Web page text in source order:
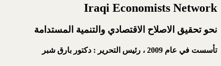
Iraqi Economists Network
نحو تحقيق الاصلاح الاقتصادي والتنمية المستدامة
تأسست في عام 2009 ، رئيس التحرير : دكتور بارق شبر